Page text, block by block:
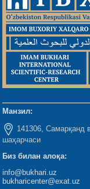
Манзил:
141306,
шаҳарчаси
Биз билан алоқа:
info@bukhari.uz
bukharicenter@exat.uz